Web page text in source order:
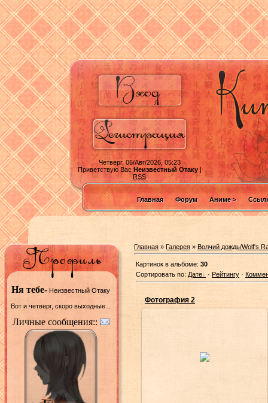
Четверг, 06/Авг/2026, 05:23
Приветствую ВасНеизвестный Отаку|
RSS
Главная Форум Аниме >
Ня тебе- Неизвестный Отаку
Вот и четверг, скоро выходные...
Личные сообщения::
Главная » Галерея » Волчий дождь/Wolf's
Картинок в альбоме: 30
Сортировать по: Дате · Рейтингу ·
Фотография 2